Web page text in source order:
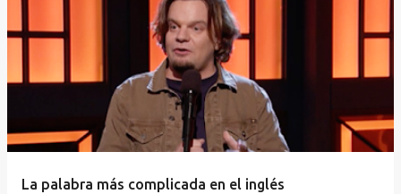
La palabra más complicada en el inglés